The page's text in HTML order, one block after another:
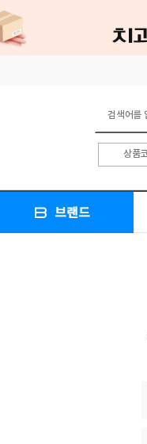
브랜드